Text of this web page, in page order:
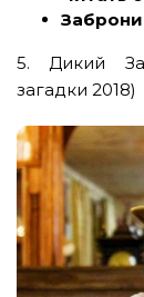
5. Дикий
загадки 2018)